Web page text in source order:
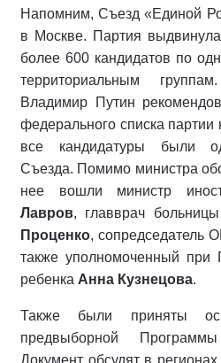
Напомним, Съезд «Единой
в Москве. Партия
более 600 кандидатов по
территориальным
Владимир Путин
федерального списка
все кандидатуры были
Съезда. Помимо министра
нее вошли министр
Лавров, главврач
Проценко, сопредседатель
также уполномоченный при
ребенка Анна Кузнецова.
Также были приняты
предвыборной
Документ обсудят в